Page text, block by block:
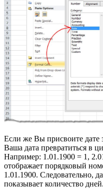
Если же Вы присвоите дате
Ваша дата превратиться в
Например: 1.01.1900 = 1,
отображает порядковый
1.01.1900. Следовательно,
показывает количество дней.